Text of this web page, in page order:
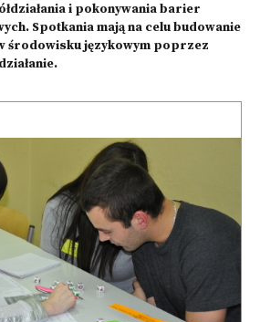
i pokonywania barier
Spotkania mają na celu budowanie
środowisku językowym poprzez